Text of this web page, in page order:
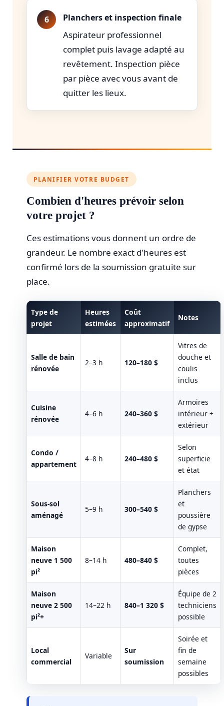
Planchers et inspection finale
Aspirateur professionnel
complet puis lavage adapté au
revêtement. Inspection pièce
par pièce avec vous avant de
quitter les lieux.
PLANIFIER VOTRE BUDGET
Combien d'heures prévoir selon
votre projet ?
Ces estimations vous donnent un ordre de
grandeur. Le nombre exact d'heures est
confirmé lors de la soumission gratuite sur
place.
Type de
projet
Heures
estimées
Coût
approximatif
Notes
Salle de bain
rénovée
2–3 h 120–180 $
Vitres de
douche et
coulis
inclus
Cuisine
rénovée
4–6 h 240–360 $
Armoires
intérieur +
extérieur
Condo /
appartement
4–8 h 240–480 $
Selon
superficie
et état
Sous-sol
aménagé
5–9 h 300–540 $
Planchers
et
poussière
de gypse
Maison
neuve 1 500
pi²
8–14 h 480–840 $
Complet,
toutes
pièces
Maison
neuve 2 500
pi²+
14–22 h 840–1 320 $
Équipe de 2
techniciens
possible
Local
commercial
Variable
Sur
soumission
Soirée et
fin de
semaine
possibles